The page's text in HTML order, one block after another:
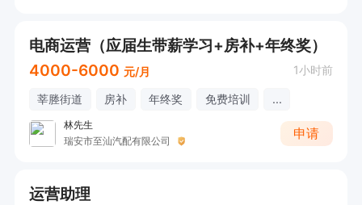
电商运营（应届生带薪学习+房补+年终奖）
4000-6000 元/月 1小时前
莘塍街道 房补 年终奖 免费培训 ...
林先生
瑞安市至汕汽配有限公司
申请
运营助理